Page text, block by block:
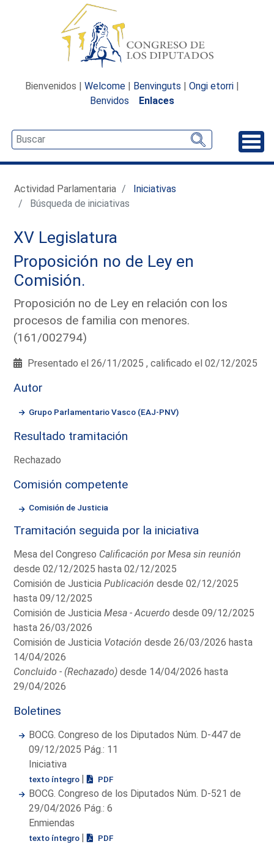
Bienvenidos | Welcome | Benvinguts | Ongi etorri |
Benvidos
Enlaces
Actividad Parlamentaria
Iniciativas
Búsqueda de iniciativas
XV Legislatura
Proposición no de Ley en
Comisión.
Proposición no de Ley en relación con los
procesos de familia con menores.
(161/002794)
Presentado el 26/11/2025 , calificado el 02/12/2025
Autor
Grupo Parlamentario Vasco (EAJ-PNV)
Resultado tramitación
Rechazado
Comisión competente
Comisión de Justicia
Tramitación seguida por la iniciativa
Mesa del Congreso Calificación por Mesa sin reunión
desde 02/12/2025 hasta 02/12/2025
Comisión de JusticiaPublicación desde 02/12/2025
hasta 09/12/2025
Comisión de JusticiaMesa - Acuerdo desde 09/12/2025
hasta 26/03/2026
Comisión de Justicia Votación desde 26/03/2026 hasta
14/04/2026
Concluido - (Rechazado) desde 14/04/2026 hasta
29/04/2026
Boletines
BOCG. Congreso de los Diputados Núm. D-447 de
09/12/2025 Pág.: 11
Iniciativa
texto íntegro | PDF
BOCG. Congreso de los Diputados Núm. D-521 de
29/04/2026 Pág.: 6
Enmiendas
texto íntegro | PDF